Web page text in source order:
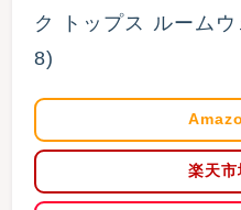
ク トップス ルーム
8)
楽天市